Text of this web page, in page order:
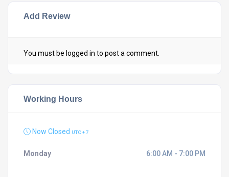
Add Review
You must be logged in to post a comment.
Working Hours
Now Closed UTC + 7
Monday 6:00 AM - 7:00 PM